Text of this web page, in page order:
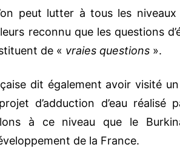
peut lutter à tous les
reconnu que les questions
de « vraies questions ».
dit également avoir visité
d’adduction d’eau réalisé
à ce niveau que le
de la France.